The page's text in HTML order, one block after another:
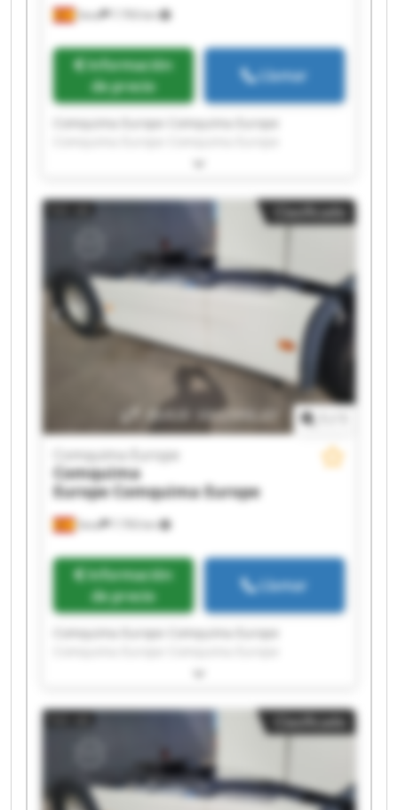
Seva 7.793 km
Información
de precio
Llamar
Comquima Europe Comquima Europe
Comquima Europe Comquima Europe
Comquima Europe Comquima Europe
Comquima Europe Comquima Europe
Comquima Europe Comquima Europe
Comquima Europe Comquima Europe
Comquima Europe Comquima Europe
Comquima Europe Comquima Europe
Clasificado
Seva 7.793 km
Comquima Europe
Comquima
EuropeComquima Europe
Información
de precio
Llamar
Comquima Europe Comquima Europe
Comquima Europe Comquima Europe
Comquima Europe Comquima Europe
Comquima Europe Comquima Europe
Comquima Europe Comquima Europe
Comquima Europe Comquima Europe
Comquima Europe Comquima Europe
Comquima Europe Comquima Europe
Clasificado